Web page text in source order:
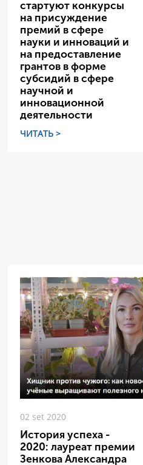
стартуют конкурсы
на присуждение
премий в сфере
науки и инноваций и
на предоставление
грантов в форме
субсидий в сфере
научной и
инновационной
деятельности
ЧИТАТЬ >
02 set 2020
История успеха -
2020: лауреат премии
Зенкова Александра